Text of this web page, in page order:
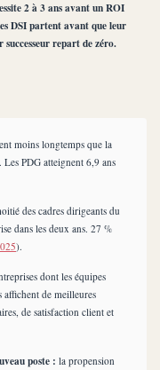
2 à 3 ans avant un ROI
DSI partent avant que leur
repart de zéro.
moins longtemps que la
PDG atteignent 6,9 ans
des cadres dirigeants du
dans les deux ans. 27 %
).
dont les équipes
affichent de meilleures
de satisfaction client et
poste : la propension